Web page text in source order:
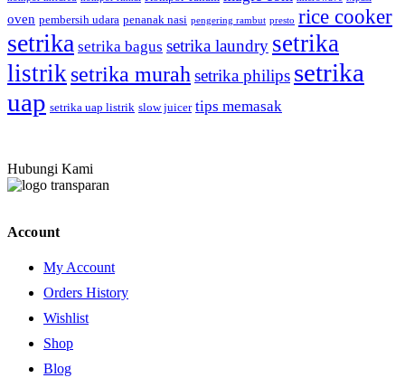
oven pembersih udara penanak nasi pengering rambut presto rice cooker
setrika setrika bagus setrika laundry setrika
listriksetrika murah setrika philips setrika
uap setrika uap listrik slow juicer tips memasak
Hubungi Kami
Account
My Account
Orders History
Wishlist
Shop
Blog